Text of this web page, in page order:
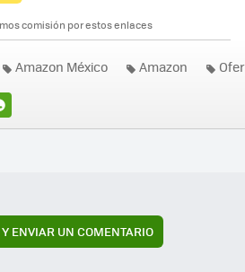
comisión por estos enlaces
Amazon México Amazon
ENVIAR UN COMENTARIO